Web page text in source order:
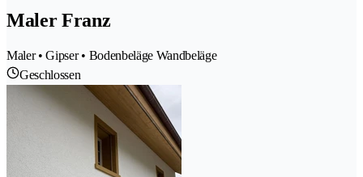
Maler Franz
Maler • Gipser • Bodenbeläge Wandbeläge
Geschlossen